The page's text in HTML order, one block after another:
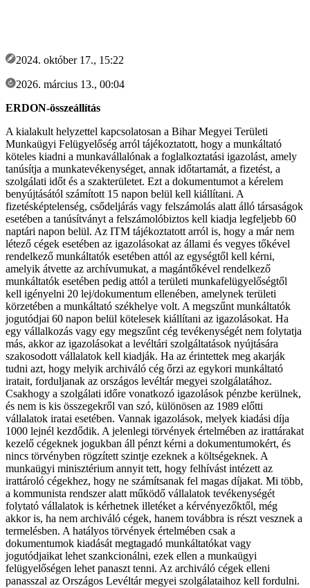
2024. október 17., 15:22
2026. március 13., 00:04
ERDON-összeállítás
A kialakult helyzettel kapcsolatosan a Bihar Megyei Területi
Munkaügyi Felügyelőség arról tájékoztatott, hogy a munkáltató
köteles kiadni a munkavállalónak a foglalkoztatási igazolást, amely
tanúsítja a munkatevékenységet, annak időtartamát, a fizetést, a
szolgálati időt és a szakterületet. Ezt a dokumentumot a kérelem
benyújtásától számított 15 napon belül kell kiállítani. A
fizetésképtelenség, csődeljárás vagy felszámolás alatt álló társaságok
esetében a tanúsítványt a felszámolóbiztos kell kiadja legfeljebb 60
naptári napon belül. Az ITM tájékoztatott arról is, hogy a már nem
létező cégek esetében az igazolásokat az állami és vegyes tőkével
rendelkező munkáltatók esetében attól az egységtől kell kérni,
amelyik átvette az archívumukat, a magántőkével rendelkező
munkáltatók esetében pedig attól a területi munkafelügyelőségtől
kell igényelni 20 lej/dokumentum ellenében, amelynek területi
körzetében a munkáltató székhelye volt. A megszűnt munkáltatók
jogutódjai 60 napon belül kötelesek kiállítani az igazolásokat. Ha
egy vállalkozás vagy egy megszűnt cég tevékenységét nem folytatja
más, akkor az igazolásokat a levéltári szolgáltatások nyújtására
szakosodott vállalatok kell kiadják. Ha az érintettek meg akarják
tudni azt, hogy melyik archiváló cég őrzi az egykori munkáltató
iratait, forduljanak az országos levéltár megyei szolgálatához.
Csakhogy a szolgálati időre vonatkozó igazolások pénzbe kerülnek,
és nem is kis összegekről van szó, különösen az 1989 előtti
vállalatok iratai esetében. Vannak igazolások, melyek kiadási díja
1000 lejnél kezdődik. A jelenlegi törvények értelmében az irattárakat
kezelő cégeknek jogukban áll pénzt kérni a dokumentumokért, és
nincs törvényben rögzített szintje ezeknek a költségeknek. A
munkaügyi minisztérium annyit tett, hogy felhívást intézett az
irattároló cégekhez, hogy ne számítsanak fel magas díjakat. Mi több,
a kommunista rendszer alatt működő vállalatok tevékenységét
folytató vállalatok is kérhetnek illetéket a kérvényezőktől, még
akkor is, ha nem archiváló cégek, hanem továbbra is részt vesznek a
termelésben. A hatályos törvények értelmében csak a
dokumentumok kiadását megtagadó munkáltatókat vagy
jogutódjaikat lehet szankcionálni, ezek ellen a munkaügyi
felügyelőségen lehet panaszt tenni. Az archiváló cégek elleni
panasszal az Országos Levéltár megyei szolgálataihoz kell fordulni.